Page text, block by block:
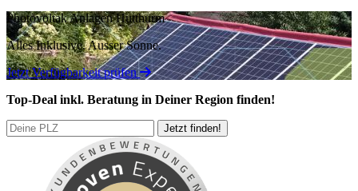
Photovoltak Anlagen Hutthurm
Alles Inklusive.Ausser Sonne.
Jetzt Verfügbarkeit prüfen
Top-Deal inkl. Beratung in Deiner Region finden!